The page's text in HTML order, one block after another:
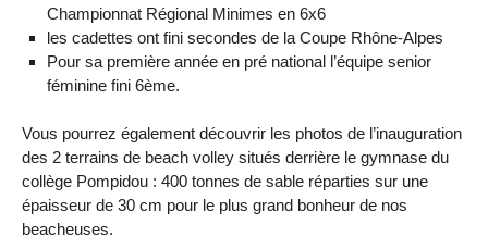
Championnat Régional Minimes en 6x6
les cadettes ont fini secondes de la Coupe Rhône-Alpes
Pour sa première année en pré national l’équipe senior
féminine fini 6ème.
Vous pourrez également découvrir les photos de l’inauguration
des 2 terrains de beach volley situés derrière le gymnase du
collège Pompidou : 400 tonnes de sable réparties sur une
épaisseur de 30 cm pour le plus grand bonheur de nos
beacheuses.